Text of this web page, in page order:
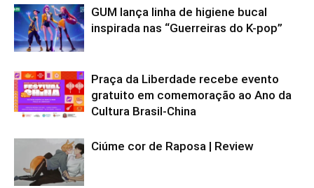
GUM lança linha de higiene bucal
inspirada nas “Guerreiras do K-pop”
Praça da Liberdade recebe evento
gratuito em comemoração ao Ano da
Cultura Brasil-China
Ciúme cor de Raposa | Review